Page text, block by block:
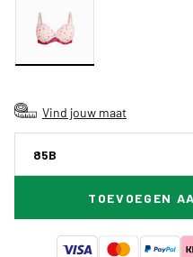
Vind jouw maat
85B
TOEVOEGEN